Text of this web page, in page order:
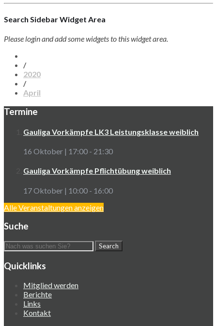
Search Sidebar Widget Area
Please login and add some widgets to this widget area.
/
2020
/
April
Termine
Gauliga Vorkämpfe LK3 Leistungsklasse weiblich
16 Oktober | 17:00 - 21:30
Gauliga Vorkämpfe Pflichtübung weiblich
17 Oktober | 10:00 - 16:00
Alle Veranstaltungen anzeigen
Suche
Quicklinks
Mitglied werden
Berichte
Links
Kontakt